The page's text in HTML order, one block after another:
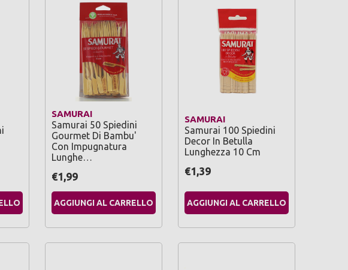
SAMURAI
Samurai 50 Spiedini
Gourmet Di Bambu'
Con Impugnatura
Lunghe…
€1,99
AGGIUNGI AL CARRELLO
SAMURAI
Samurai 100 Spiedini
Decor In Betulla
Lunghezza 10 Cm
€1,39
AGGIUNGI AL CARRELLO